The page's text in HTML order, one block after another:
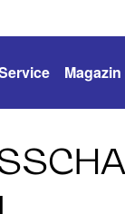
Magazin